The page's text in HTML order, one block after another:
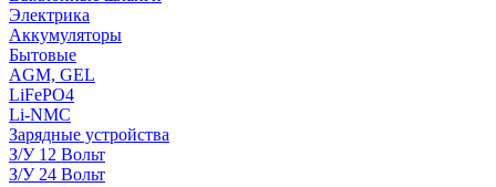
Электрика
Аккумуляторы
Бытовые
AGM, GEL
LiFePO4
Li-NMC
Зарядные устройства
З/У 12 Вольт
З/У 24 Вольт